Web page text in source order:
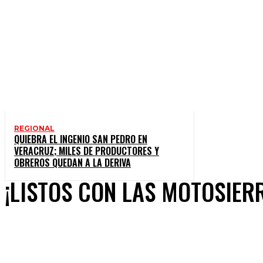
REGIONAL
QUIEBRA EL INGENIO SAN PEDRO EN
VERACRUZ; MILES DE PRODUCTORES Y
OBREROS QUEDAN A LA DERIVA
¡LISTOS CON LAS